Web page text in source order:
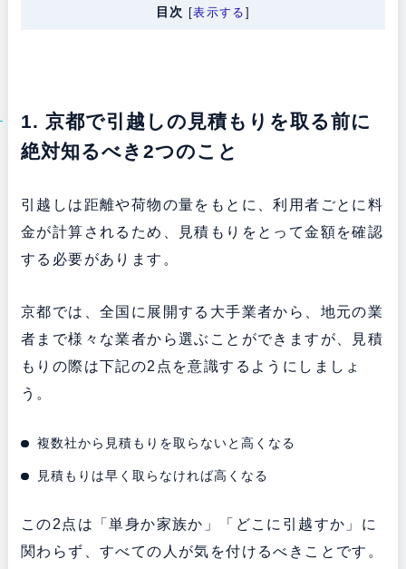
目次 [表示する ]
1. 京都で引越しの見積もりを取る前に
絶対知るべき2つのこと
引越しは距離や荷物の量をもとに、利用者ごとに料
金が計算されるため、見積もりをとって金額を確認
する必要があります。
京都では、全国に展開する大手業者から、地元の業
者まで様々な業者から選ぶことができますが、見積
もりの際は下記の2点を意識するようにしましょ
う。
複数社から見積もりを取らないと高くなる
見積もりは早く取らなければ高くなる
この2点は「単身か家族か」「どこに引越すか」に
関わらず、すべての人が気を付けるべきことです。